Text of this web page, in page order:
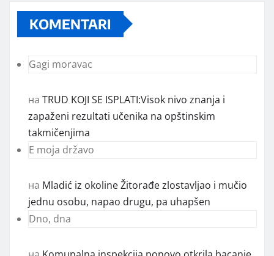
KOMENTARI
Gagi moravac
на TRUD KOJI SE ISPLATI:Visok nivo znanja i
zapaženi rezultati učenika na opštinskim
takmičenjima
E moja državo
на Mladić iz okoline Žitorađe zlostavljao i mučio
jednu osobu, napao drugu, pa uhapšen
Dno, dna